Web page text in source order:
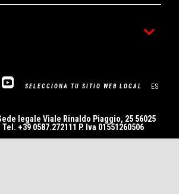
YouTube
SELECCIONA TU SITIO WEB LOCAL ES
legale Viale Rinaldo Piaggio, 25 56025
+39 0587.272111 P. Iva 01551260506